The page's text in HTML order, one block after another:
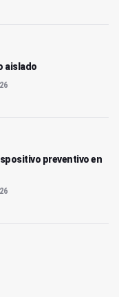
aislado
preventivo en